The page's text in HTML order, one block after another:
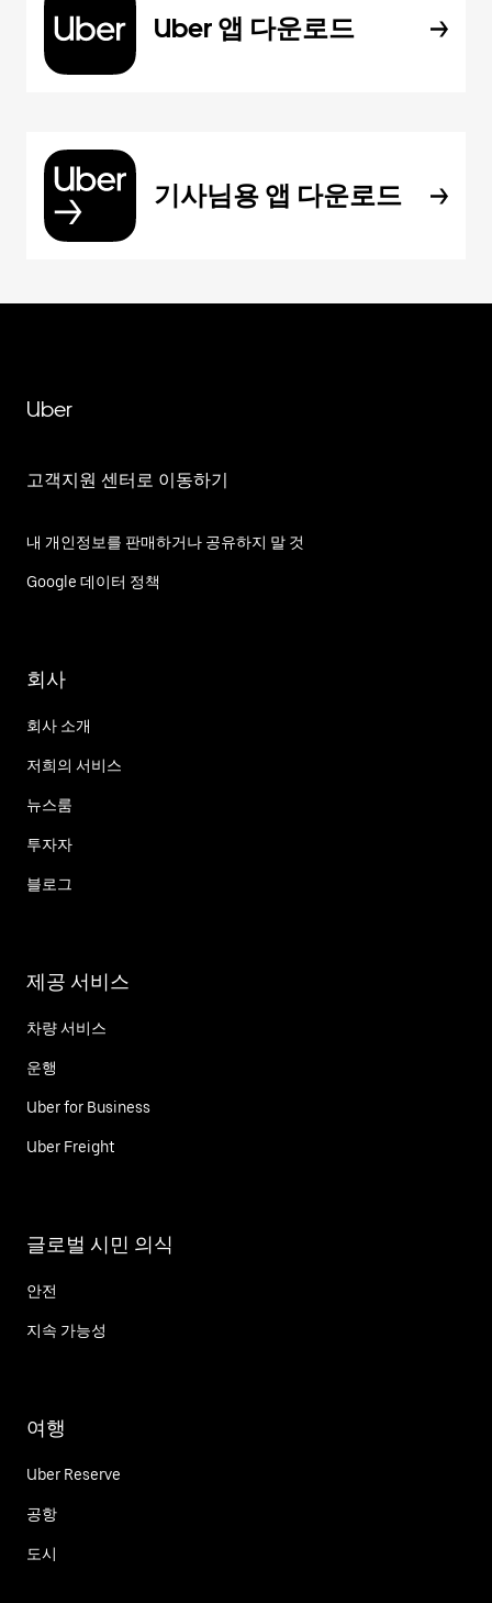
Uber 앱 다운로드
기사님용 앱 다운로드
Uber
고객지원 센터로 이동하기
내 개인정보를 판매하거나 공유하지 말 것
Google 데이터 정책
회사
회사 소개
저희의 서비스
뉴스룸
투자자
블로그
제공 서비스
차량 서비스
운행
Uber for Business
Uber Freight
글로벌 시민 의식
안전
지속 가능성
여행
Uber Reserve
공항
도시